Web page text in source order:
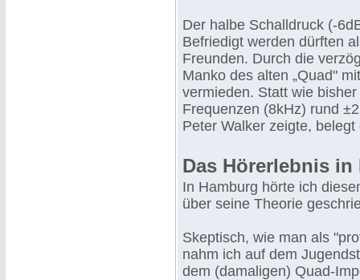
Der halbe Schalldruck (-
Befriedigt werden dürften
Freunden. Durch die
Manko des alten „Quad"
vermieden. Statt wie
Frequenzen (8kHz) rund
Peter Walker zeigte,
Das Hörerlebnis in
In Hamburg hörte ich
über seine Theorie
Skeptisch, wie man als
nahm ich auf dem
dem (damaligen) Quad-